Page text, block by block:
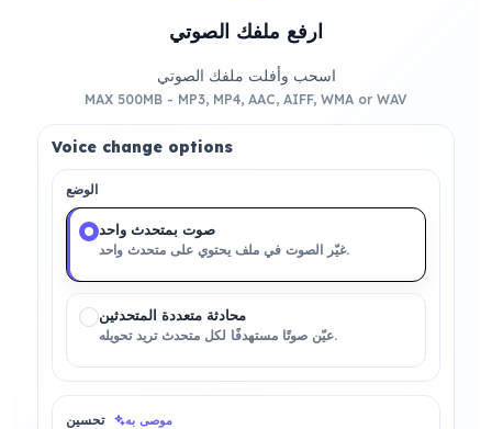
ارفع ملفك الصوتي
اسحب وأفلت ملفك الصوتي
MAX 500MB - MP3, MP4, AAC, AIFF, WMA or WAV
Voice change options
الوضع
صوت بمتحدث واحد
غيّر الصوت في ملف يحتوي على متحدث واحد.
محادثة متعددة المتحدثين
عيّن صوتًا مستهدفًا لكل متحدث تريد تحويله.
تحسين موصى به